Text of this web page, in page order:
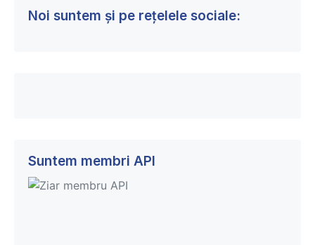
Noi suntem și pe rețelele sociale:
Suntem membri API